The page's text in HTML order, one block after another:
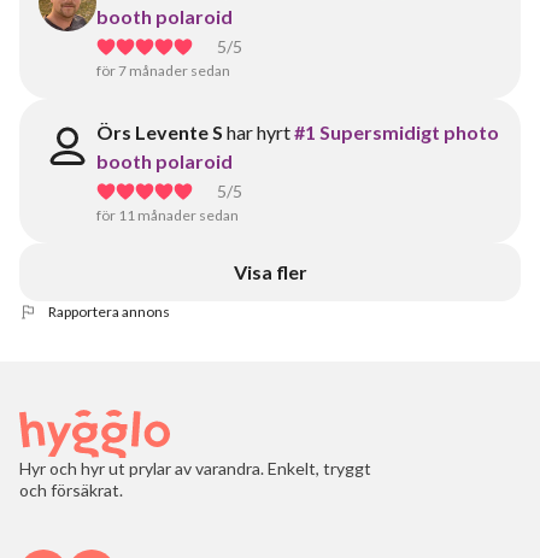
booth polaroid
5/5
för 7 månader sedan
Örs Levente S har hyrt#1 Supersmidigt photo
booth polaroid
5/5
för 11 månader sedan
Visa fler
Rapportera annons
Hyr och hyr ut prylar av varandra. Enkelt, tryggt
och försäkrat.